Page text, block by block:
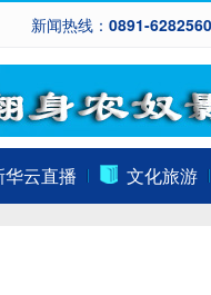
新闻热线：0891-
华云直播 文化旅游